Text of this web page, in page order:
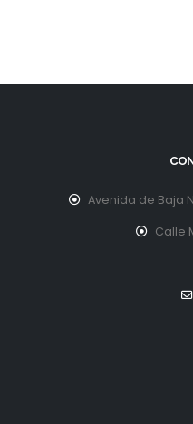
Avenida de Baja
Calle